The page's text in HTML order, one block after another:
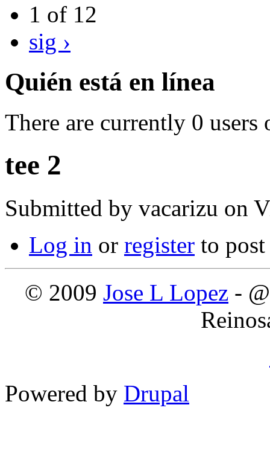
1 of 12
sig ›
Quién está en línea
There are currently 0 users
tee 2
Submitted by vacarizu on
Log in or register to
© 2009 Jose L Lopez -
Powered by Drupal